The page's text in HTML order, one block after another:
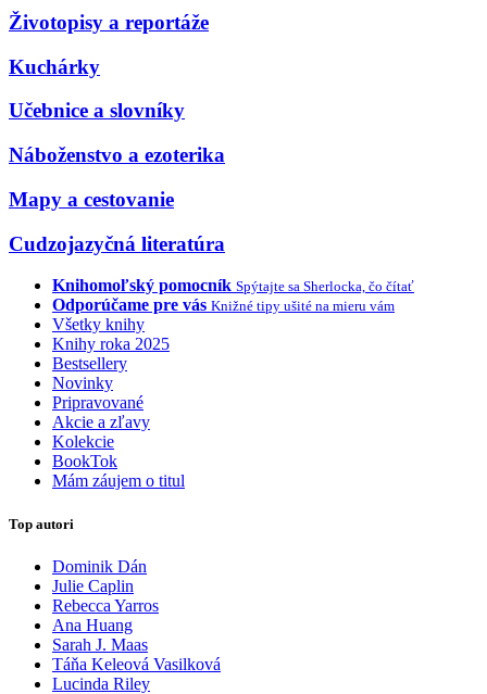
Životopisy a reportáže
Kuchárky
Učebnice a slovníky
Náboženstvo a ezoterika
Mapy a cestovanie
Cudzojazyčná literatúra
Knihomoľský pomocník Spýtajte sa Sherlocka, čo čítať
Odporúčame pre vás Knižné tipy ušité na mieru vám
Všetky knihy
Knihy roka 2025
Bestsellery
Novinky
Pripravované
Akcie a zľavy
Kolekcie
BookTok
Mám záujem o titul
Top autori
Dominik Dán
Julie Caplin
Rebecca Yarros
Ana Huang
Sarah J. Maas
Táňa Keleová Vasilková
Lucinda Riley